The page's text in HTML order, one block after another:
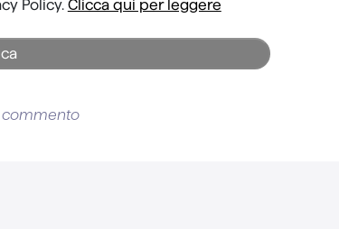
Policy. Clicca qui per leggere
commento